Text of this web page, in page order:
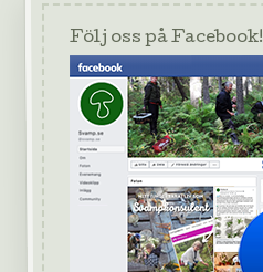
Följ oss på Facebook!